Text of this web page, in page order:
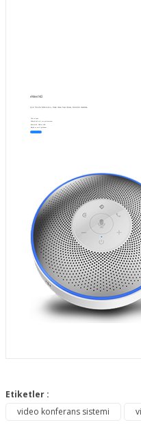
eMeet M2
Çok Yönlü Mikrofon, Uzak Alan Sesi Alımı, Gürültü Azaltma.
Tak ve oyna
Bluetooth, USB ve AUX
Şimdi
konularda yetersiz
Görüş ve önerileriniz için
Etiketler :
video konferans sistemi